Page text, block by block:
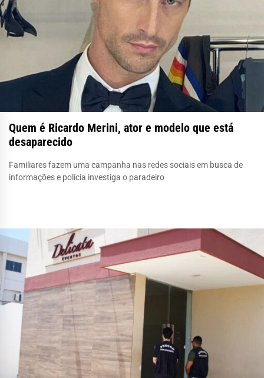
Quem é Ricardo Merini, ator e modelo que está
desaparecido
Familiares fazem uma campanha nas redes sociais em busca de
informações e polícia investiga o paradeiro